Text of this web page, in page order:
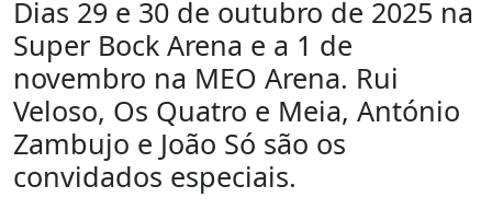
Dias 29 e 30 de outubro de 2025 na
Super Bock Arena e a 1 de
novembro na MEO Arena. Rui
Veloso, Os Quatro e Meia, António
Zambujo e João Só são os
convidados especiais.